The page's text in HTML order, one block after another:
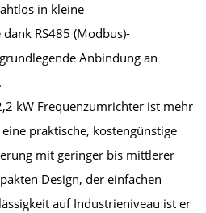
in kleine
RS485 (Modbus)-
Anbindung an
kW Frequenzumrichter ist mehr
praktische, kostengünstige
mit geringer bis mittlerer
Design, der einfachen
auf Industrieniveau ist er